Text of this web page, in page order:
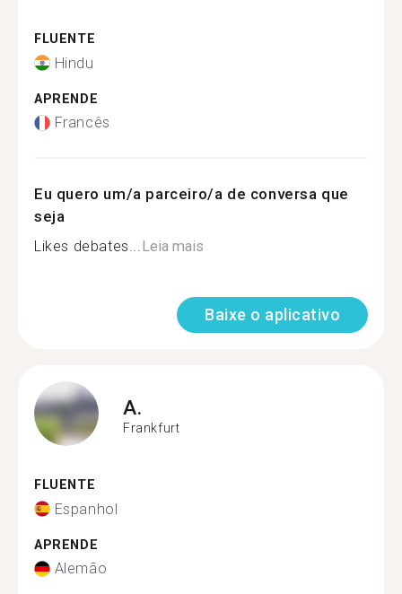
FLUENTE
Hindu
APRENDE
Francês
Eu quero um/a parceiro/a de conversa que
seja
Likes debates...Leia mais
Baixe o aplicativo
A.
Frankfurt
FLUENTE
Espanhol
APRENDE
Alemão